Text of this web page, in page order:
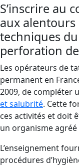
S’inscrire au
aux alentours
techniques
perforation
Les opérateurs de
permanent en
2009, de compléter
et salubrité. Cette
ces activités et doit
un organisme agréé
L’enseignement
procédures